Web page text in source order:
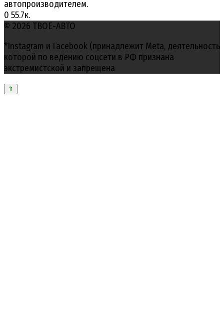
автопроизводителем.
0 55.7к.
© 2026 ТВОЕ-АВТО
*Instagram и Facebook (принадлежит Meta, деятельность
которой по ведению соцсети в РФ признана
экстремистской и запрещена